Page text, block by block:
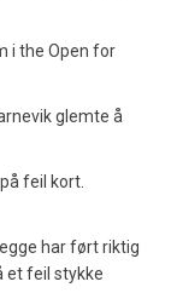
i the Open for
glemte å
feil kort.
har ført riktig
et feil stykke